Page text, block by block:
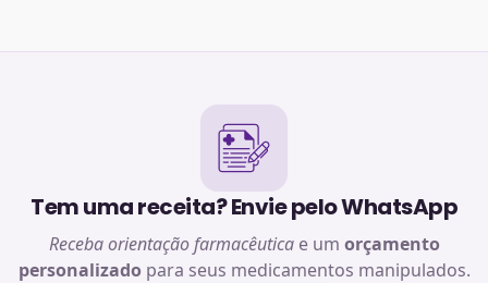
Tem uma receita? Envie pelo WhatsApp
Receba orientação farmacêuticae um orçamento
personalizado para seus medicamentos manipulados.